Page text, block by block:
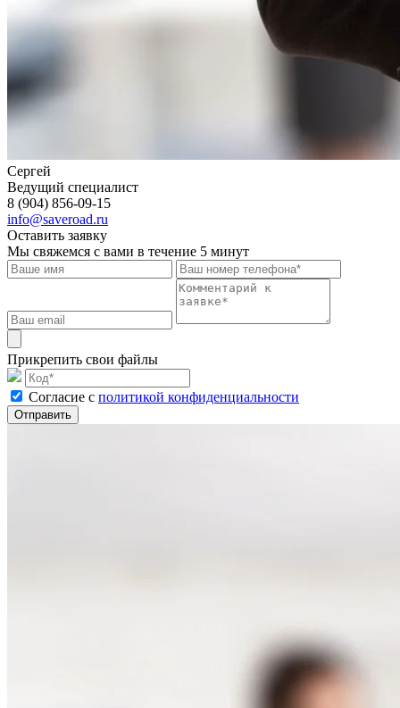
Сергей
Ведущий специалист
8 (904) 856-09-15
info@saveroad.ru
Оставить заявку
Мы свяжемся с вами в течение 5 минут
Прикрепить свои файлы
Cогласие с политикой конфиденциальности
Отправить